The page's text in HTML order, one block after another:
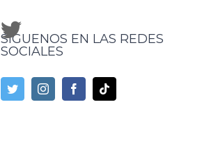
SÍGUENOS EN LAS REDES
SOCIALES